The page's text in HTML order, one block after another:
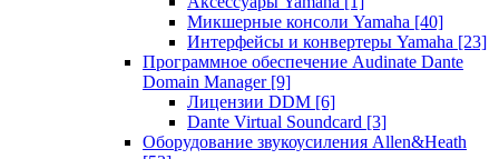
Микшерные консоли Yamaha [40]
Интерфейсы и конвертеры Yamaha [23]
Программное обеспечение Audinate Dante
Domain Manager [9]
Лицензии DDM [6]
Dante Virtual Soundcard [3]
Оборудование звукоусиления Allen&Heath